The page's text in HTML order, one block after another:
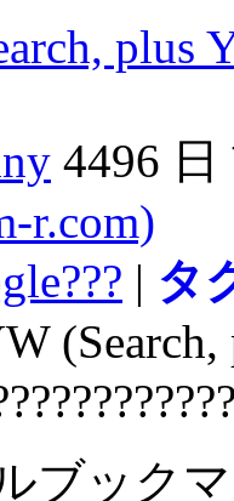
plus
4496 日
r.com)
| タ
ブック